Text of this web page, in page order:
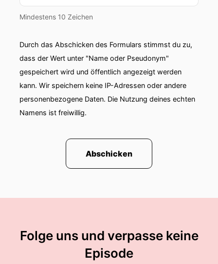
Mindestens 10 Zeichen
Durch das Abschicken des Formulars stimmst du zu,
dass der Wert unter "Name oder Pseudonym"
gespeichert wird und öffentlich angezeigt werden
kann. Wir speichern keine IP-Adressen oder andere
personenbezogene Daten. Die Nutzung deines echten
Namens ist freiwillig.
Abschicken
Folge uns und verpasse keine
Episode